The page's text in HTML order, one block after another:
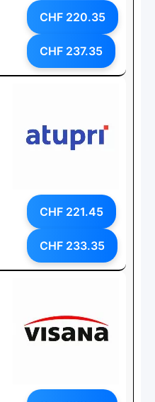
CHF 220.35
CHF 237.35
CHF 221.45
CHF 233.35